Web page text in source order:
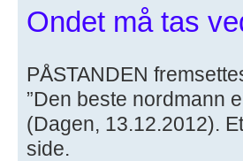
Ondet må tas
PÅSTANDEN
”Den beste nordmann
(Dagen, 13.12.2012).
side.